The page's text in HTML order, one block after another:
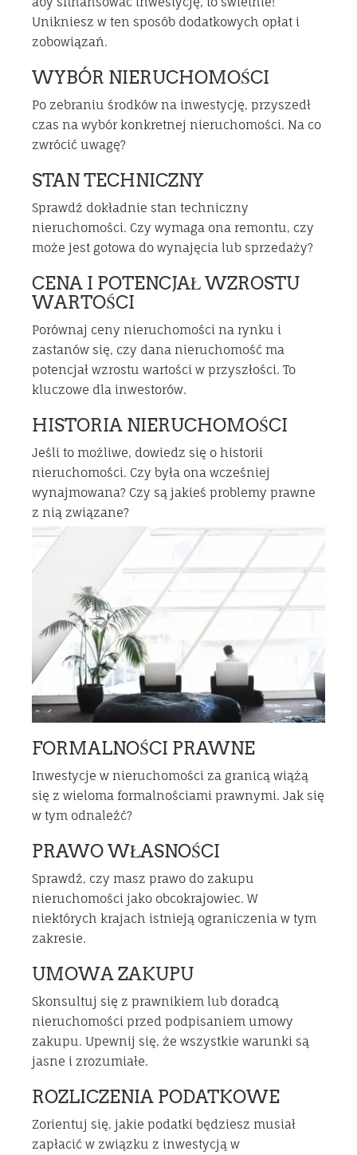
Unikniesz w ten sposób dodatkowych opłat i
zobowiązań.
WYBÓR NIERUCHOMOŚCI
Po zebraniu środków na inwestycję, przyszedł
czas na wybór konkretnej nieruchomości. Na co
zwrócić uwagę?
STAN TECHNICZNY
Sprawdź dokładnie stan techniczny
nieruchomości. Czy wymaga ona remontu, czy
może jest gotowa do wynajęcia lub sprzedaży?
CENA I POTENCJAŁ WZROSTU
WARTOŚCI
Porównaj ceny nieruchomości na rynku i
zastanów się, czy dana nieruchomość ma
potencjał wzrostu wartości w przyszłości. To
kluczowe dla inwestorów.
HISTORIA NIERUCHOMOŚCI
Jeśli to możliwe, dowiedz się o historii
nieruchomości. Czy była ona wcześniej
wynajmowana? Czy są jakieś problemy prawne
z nią związane?
FORMALNOŚCI PRAWNE
Inwestycje w nieruchomości za granicą wiążą
się z wieloma formalnościami prawnymi. Jak się
w tym odnaleźć?
PRAWO WŁASNOŚCI
Sprawdź, czy masz prawo do zakupu
nieruchomości jako obcokrajowiec. W
niektórych krajach istnieją ograniczenia w tym
zakresie.
UMOWA ZAKUPU
Skonsultuj się z prawnikiem lub doradcą
nieruchomości przed podpisaniem umowy
zakupu. Upewnij się, że wszystkie warunki są
jasne i zrozumiałe.
ROZLICZENIA PODATKOWE
Zorientuj się, jakie podatki będziesz musiał
zapłacić w związku z inwestycją w